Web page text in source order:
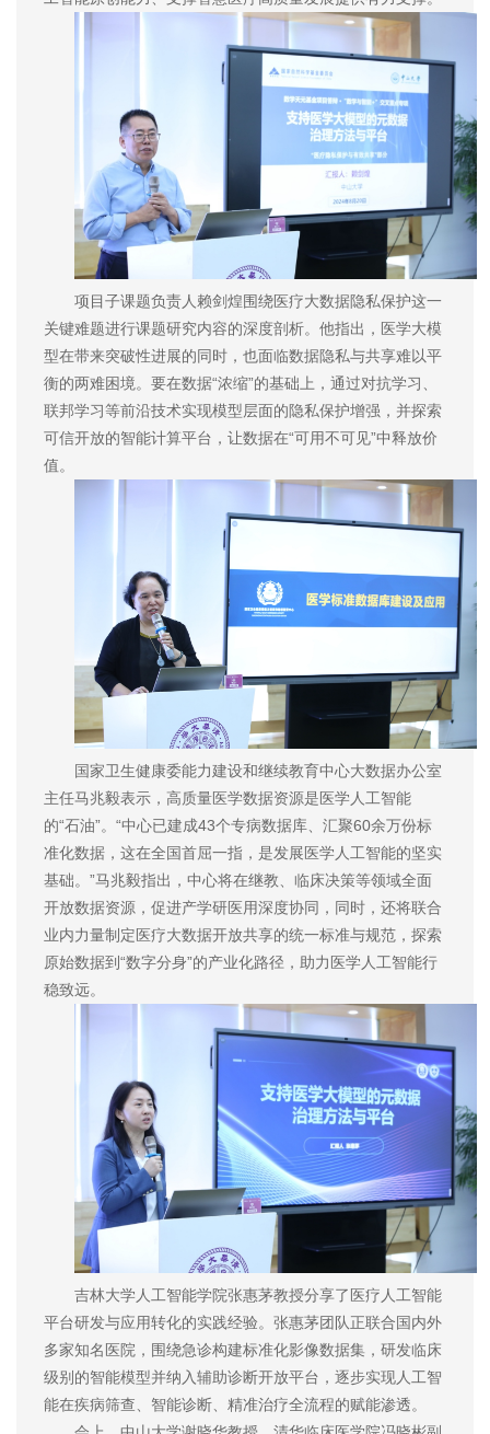
项目子课题负责人赖剑煌围绕医疗大数据隐私保护这一
关键难题进行课题研究内容的深度剖析。他指出，医学大模
型在带来突破性进展的同时，也面临数据隐私与共享难以平
衡的两难困境。要在数据“浓缩”的基础上，通过对抗学习、
联邦学习等前沿技术实现模型层面的隐私保护增强，并探索
可信开放的智能计算平台，让数据在“可用不可见”中释放价
值。
国家卫生健康委能力建设和继续教育中心大数据办公室
主任马兆毅表示，高质量医学数据资源是医学人工智能
的“石油”。“中心已建成43个专病数据库、汇聚60余万份标
准化数据，这在全国首屈一指，是发展医学人工智能的坚实
基础。”马兆毅指出 ，中心将在继教、临床决策等领域全面
开放数据资源，促进产学研医用深度协同，同时，还将联合
业内力量制定医疗大数据开放共享的统一标准与规范，探索
原始数据到“数字分身”的产业化路径，助力医学人工智能行
稳致远。
吉林大学人工智能学院张惠茅教授分享了医疗人工智能
平台研发与应用转化的实践经验。 张惠茅团队正联合国内外
多家知名医院，围绕急诊构建标准化影像数据集，研发临床
级别的智能模型并纳入辅助诊断开放平台，逐步实现人工智
能在疾病筛查、智能诊断、精准治疗全流程的赋能渗透。